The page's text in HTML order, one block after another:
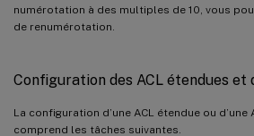
numérotation à des multiples de 10, vous
de renumérotation.
Configuration des ACL étendues et
La configuration d’une ACL étendue ou d’une
comprend les tâches suivantes.